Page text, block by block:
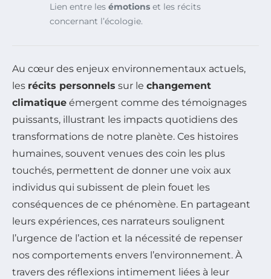
Lien entre les émotions et les récits
concernant l’écologie.
Au cœur des enjeux environnementaux actuels,
les récits personnels sur le changement
climatique émergent comme des témoignages
puissants, illustrant les impacts quotidiens des
transformations de notre planète. Ces histoires
humaines, souvent venues des coin les plus
touchés, permettent de donner une voix aux
individus qui subissent de plein fouet les
conséquences de ce phénomène. En partageant
leurs expériences, ces narrateurs soulignent
l’urgence de l’action et la nécessité de repenser
nos comportements envers l’environnement. À
travers des réflexions intimement liées à leur